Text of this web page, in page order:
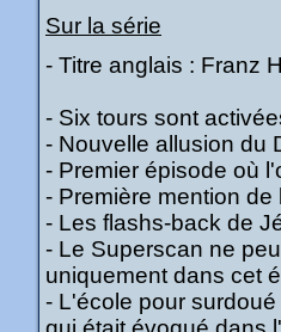
Sur la série
- Titre anglais : Franz
- Six tours sont
- Nouvelle allusion du
- Premier épisode où
- Première mention
- Les flashs-back de
- Le Superscan ne
uniquement dans cet
- L'école pour